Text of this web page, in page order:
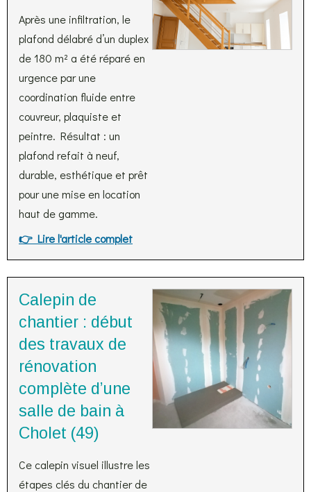
Après une infiltration, le
plafond délabré d’un duplex
de 180 m² a été réparé en
urgence par une
coordination fluide entre
couvreur, plaquiste et
peintre. Résultat : un
plafond refait à neuf,
durable, esthétique et prêt
pour une mise en location
haut de gamme.
👉 Lire l'article complet
Calepin de
chantier : début
des travaux de
rénovation
complète d’une
salle de bain à
Cholet (49)
Ce calepin visuel illustre les
étapes clés du chantier de